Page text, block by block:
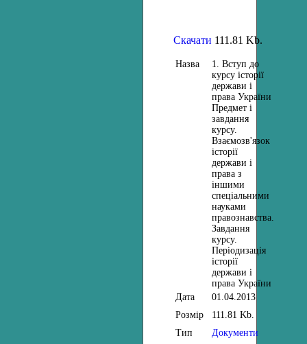
Скачати 111.81 Kb.
Назва
1. Вступ до
курсу історії
держави і
права України
Предмет і
завдання
курсу.
Взаємозв'язок
історії
держави і
права з
іншими
спеціальними
науками
правознавства.
Завдання
курсу.
Періодизація
історії
держави і
права України
Дата
01.04.2013
Розмір
111.81 Kb.
Тип
Документи